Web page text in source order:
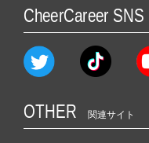
CheerCareer SNS
OTHER 関連サイト